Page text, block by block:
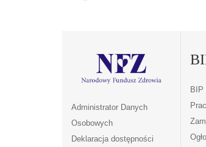
Administrator Danych
Osobowych
Deklaracja dostępności
BIP